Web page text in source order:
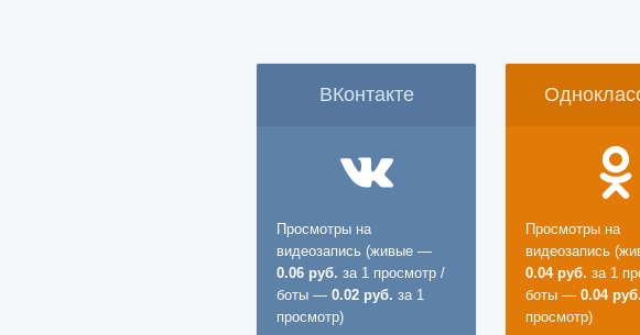
ВКонтакте
Просмотры на
видеозапись (живые —
0.06 руб. за 1 просмотр /
боты — 0.02 руб. за 1
просмотр)
Просмотры на
видеозапись
0.04 руб. за 1
боты —0.04 руб.
просмотр)